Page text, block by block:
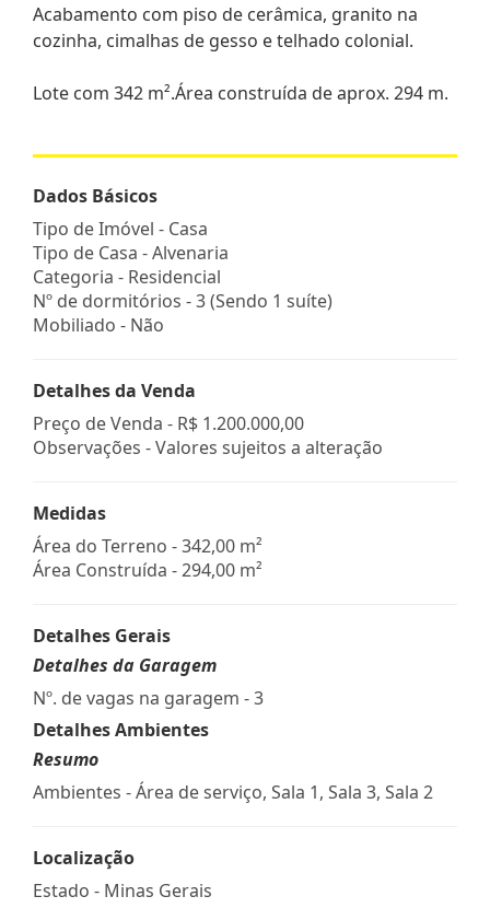
Acabamento com piso de cerâmica, granito na
cozinha, cimalhas de gesso e telhado colonial.
Lote com 342 m².Área construída de aprox. 294 m.
Dados Básicos
Tipo de Imóvel - Casa
Tipo de Casa - Alvenaria
Categoria - Residencial
Nº de dormitórios - 3 (Sendo 1 suíte)
Mobiliado - Não
Detalhes da Venda
Preço de Venda - R$ 1.200.000,00
Observações - Valores sujeitos a alteração
Medidas
Área do Terreno - 342,00 m²
Área Construída - 294,00 m²
Detalhes Gerais
Detalhes da Garagem
Nº. de vagas na garagem - 3
Detalhes Ambientes
Resumo
Ambientes - Área de serviço, Sala 1, Sala 3, Sala 2
Localização
Estado - Minas Gerais